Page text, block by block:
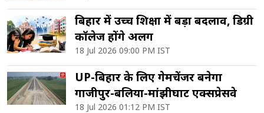
बिहार में उच्च शिक्षा में बड़ा बदलाव, डिग्री
कॉलेज होंगे अलग
18 Jul 2026 09:00 PM IST
UP-बिहार के लिए गेमचेंजर बनेगा
गाजीपुर-बलिया-मांझीघाट एक्सप्रेसवे
18 Jul 2026 01:12 PM IST